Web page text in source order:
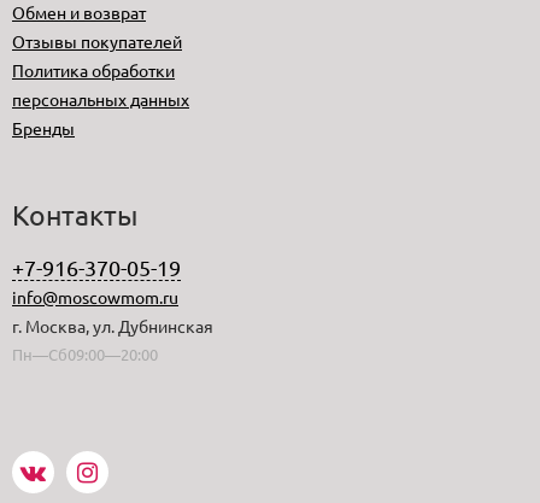
Обмен и возврат
Отзывы покупателей
Политика обработки
персональных данных
Бренды
Контакты
+7-916-370-05-19
info@moscowmom.ru
г. Москва, ул. Дубнинская
Пн—Сб09:00—20:00